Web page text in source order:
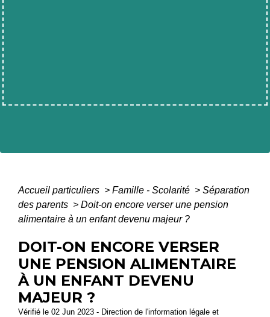
Accueil particuliers > Famille - Scolarité > Séparation
des parents > Doit-on encore verser une pension
alimentaire à un enfant devenu majeur ?
DOIT-ON ENCORE VERSER
UNE PENSION ALIMENTAIRE
À UN ENFANT DEVENU
MAJEUR ?
Vérifié le 02 Jun 2023 - Direction de l'information légale et